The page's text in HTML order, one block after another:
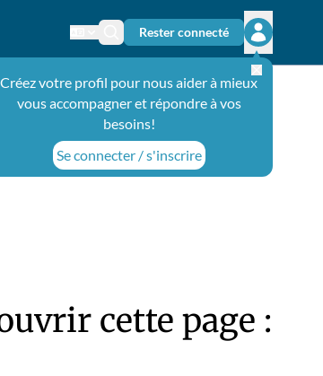
Changer de langue
Icône de recherche
Rester connecté
Ouvrir le
Créez votre profil pour nous aider à mieux
vous accompagner et répondre à vos
besoins!
Se connecter / s'inscrire
cette page :